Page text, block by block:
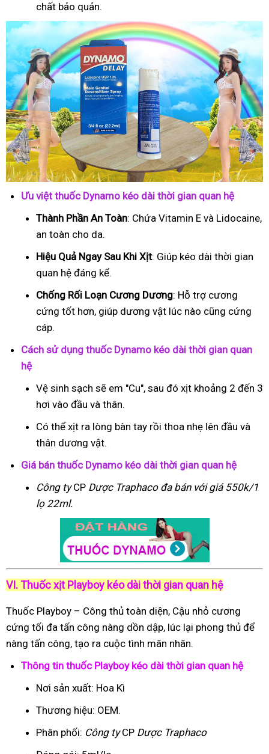
chất bảo quản.
Ưu việt thuốc Dynamo kéo dài thời gian quan hệ
Thành Phần An Toàn: Chứa Vitamin E và Lidocaine,
an toàn cho da.
Hiệu Quả Ngay Sau Khi Xịt: Giúp kéo dài thời gian
quan hệ đáng kể.
Chống Rối Loạn Cương Dương: Hỗ trợ cương
cứng tốt hơn, giúp dương vật lúc nào cũng cứng
cáp.
Cách sử dụng thuốc Dynamo kéo dài thời gian quan
hệ
Vệ sinh sạch sẽ em "Cu", sau đó xịt khoảng 2 đến 3
hơi vào đầu và thân.
Có thể xịt ra lòng bàn tay rồi thoa nhẹ lên đầu và
thân dương vật.
Giá bán thuốc Dynamo kéo dài thời gian quan hệ
Công tyCP Dược Traphacođa bán với giá 550k/1
lọ 22ml.
VI. Thuốc xịt Playboy kéo dài thời gian quan hệ
Thuốc Playboy – Công thủ toàn diện, Cậu nhỏ cương
cứng tối đa tấn công nàng dồn dập, lúc lại phong thủ để
nàng tấn công, tạo ra cuộc tình mãn nhãn.
Thông tin thuốc Playboy kéo dài thời gian quan hệ
Nơi sản xuất: Hoa Kì
Thương hiệu: OEM.
Phân phối: Công tyCP Dược Traphaco